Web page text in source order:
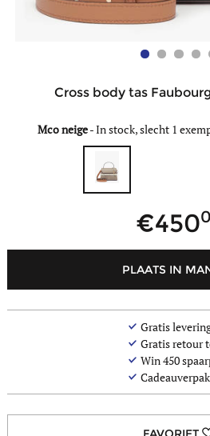
Cross body tas
Mco neige-In stock, slecht 1
450
PLAATS IN
Gratis
Gratis retour
Win450